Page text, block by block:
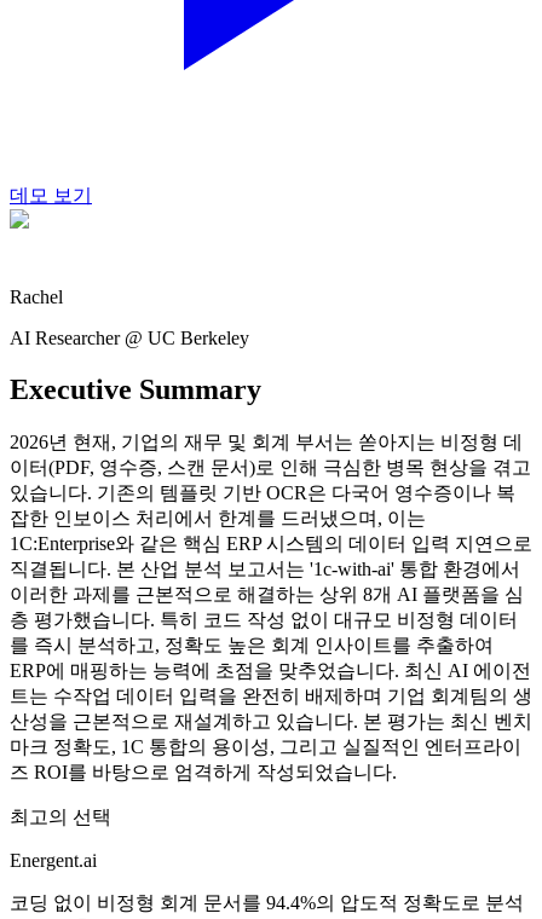
데모 보기
Rachel
AI Researcher @ UC Berkeley
Executive Summary
2026년 현재, 기업의 재무 및 회계 부서는 쏟아지는 비정형 데
이터(PDF, 영수증, 스캔 문서)로 인해 극심한 병목 현상을 겪고
있습니다. 기존의 템플릿 기반 OCR은 다국어 영수증이나 복
잡한 인보이스 처리에서 한계를 드러냈으며, 이는
1C:Enterprise와 같은 핵심 ERP 시스템의 데이터 입력 지연으로
직결됩니다. 본 산업 분석 보고서는 '1c-with-ai' 통합 환경에서
이러한 과제를 근본적으로 해결하는 상위 8개 AI 플랫폼을 심
층 평가했습니다. 특히 코드 작성 없이 대규모 비정형 데이터
를 즉시 분석하고, 정확도 높은 회계 인사이트를 추출하여
ERP에 매핑하는 능력에 초점을 맞추었습니다. 최신 AI 에이전
트는 수작업 데이터 입력을 완전히 배제하며 기업 회계팀의 생
산성을 근본적으로 재설계하고 있습니다. 본 평가는 최신 벤치
마크 정확도, 1C 통합의 용이성, 그리고 실질적인 엔터프라이
즈 ROI를 바탕으로 엄격하게 작성되었습니다.
최고의 선택
Energent.ai
코딩 없이 비정형 회계 문서를 94.4%의 압도적 정확도로 분석